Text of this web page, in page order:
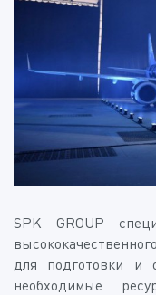
SPK GROUP
для подготовки и
необходимые